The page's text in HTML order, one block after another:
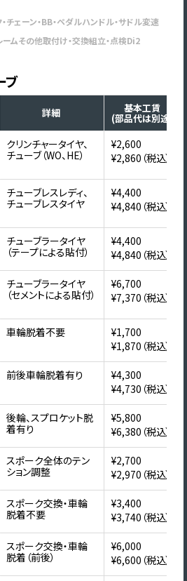
チェーン・BB・ペダルハンドル・サドル変速
ームその他取付け・交換組立・点検Di2
ブ
詳細 基本工賃
(部品代は別途)
クリンチャータイヤ、
チューブ（WO、HE）
¥2,600
¥2,860（税込）
チューブレスレディ、
チューブレスタイヤ
¥4,400
¥4,840（税込）
チューブラータイヤ
（テープによる貼付）
¥4,400
¥4,840（税込）
チューブラータイヤ
（セメントによる貼付）
¥6,700
¥7,370（税込）
車輪脱着不要
¥1,700
¥1,870（税込）
前後車輪脱着有り
¥4,300
¥4,730（税込）
後輪、スプロケット脱
着有り
¥5,800
¥6,380（税込）
スポーク全体のテン
ション調整
¥2,700
¥2,970（税込）
スポーク交換・車輪
脱着不要
¥3,400
¥3,740（税込）
スポーク交換・車輪
脱着（前後）
¥6,000
¥6,600（税込）